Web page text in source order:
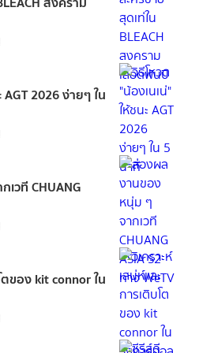
2026 ง่ายๆ ใน
วที CHUANG
ตของ kit connor ใน